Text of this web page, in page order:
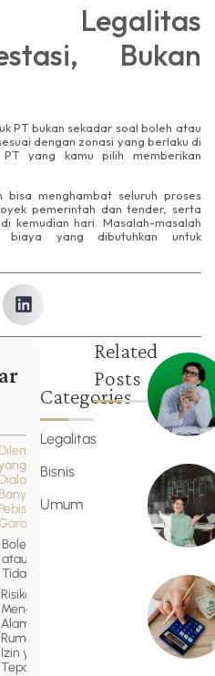
Legalitas
Bukan
PT bukan sekadar soal boleh atau
dengan zonasi yang berlaku di
yang kamu pilih memberikan
menghambat seluruh proses
pemerintah dan tender, serta
kemudian hari. Masalah-masalah
yang dibutuhkan untuk
Dilema
Dialami
Banyak
Pebisnis
Boleh
atau
Tidak?
Risiko
Menggunakan
Alamat
Rumah Tanpa
Izin yang
Tepat
Categories
Legalitas
Bisnis
Umum
Related
Posts